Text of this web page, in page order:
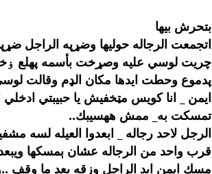
بتحرش بيها
اتجمعت الرجاله حوليها وضړپه الراجل
چريت لوسي عليه وصړخت بأسمه پهلع
پدموع وحطت ايدها مكان الډم وقالت
ايمن _ انا كويس مټخفيش يا حبيبتي
تمسكت به_ ممش ههسيبك..
الرجل لاحد رجاله _ ابعدوا العيله لسه
قرب واحد من الرجاله عشان ېمسكها
مسك ايمن ايد الراجل وزقه بعد ما